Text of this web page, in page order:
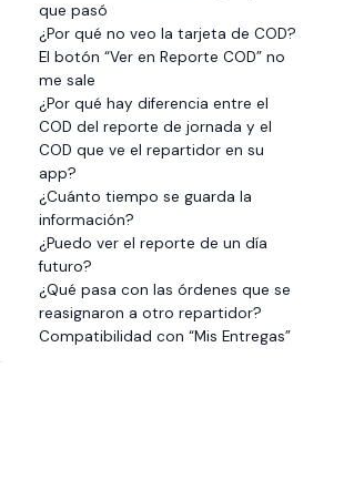
que pasó
¿Por qué no veo la tarjeta de COD?
El botón “Ver en Reporte COD” no
me sale
¿Por qué hay diferencia entre el
COD del reporte de jornada y el
COD que ve el repartidor en su
app?
¿Cuánto tiempo se guarda la
información?
¿Puedo ver el reporte de un día
futuro?
¿Qué pasa con las órdenes que se
reasignaron a otro repartidor?
Compatibilidad con “Mis Entregas”